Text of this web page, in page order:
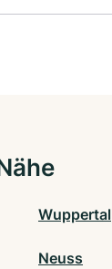
Wuppertal
Neuss